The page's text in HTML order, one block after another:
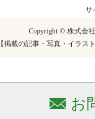
お
サ
Copyright © 株式会社
【掲載の記事・写真・イラス